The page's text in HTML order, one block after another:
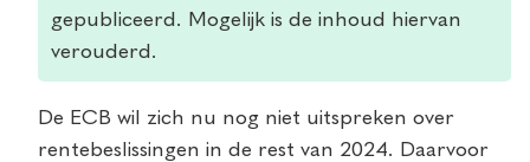
gepubliceerd. Mogelijk is de inhoud hiervan
verouderd.
De ECB wil zich nu nog niet uitspreken over
rentebeslissingen in de rest van 2024. Daarvoor